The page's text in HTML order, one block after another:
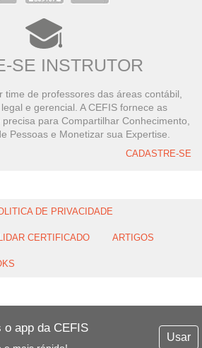
o app da CEFIS
Usar
SE INSTRUTOR
time de professores das áreas contábil,
e gerencial. A CEFIS fornece as
para Compartilhar Conhecimento,
Pessoas e Monetizar sua Expertise.
CADASTRE-SE
DE PRIVACIDADE
CERTIFICADO ARTIGOS